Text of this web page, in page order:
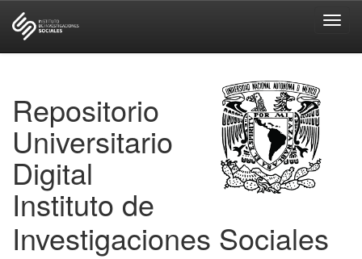
Repositorio
Universitario
Digital
Instituto de
Investigaciones Sociales